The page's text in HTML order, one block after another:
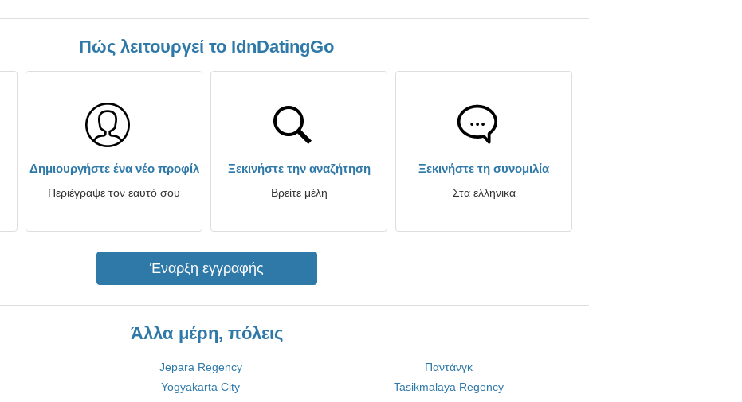
Πώς λειτουργεί το IdnDatingGo
Δημιουργήστε ένα νέο προφίλ
Περιέγραψε τον εαυτό σου
Ξεκινήστε την αναζήτηση
Βρείτε μέλη
Ξεκινήστε τη συνομιλία
Στα ελληνικα
Έναρξη εγγραφής
Άλλα μέρη, πόλεις
Jepara Regency
Παντάνγκ
Yogyakarta City
Tasikmalaya Regency